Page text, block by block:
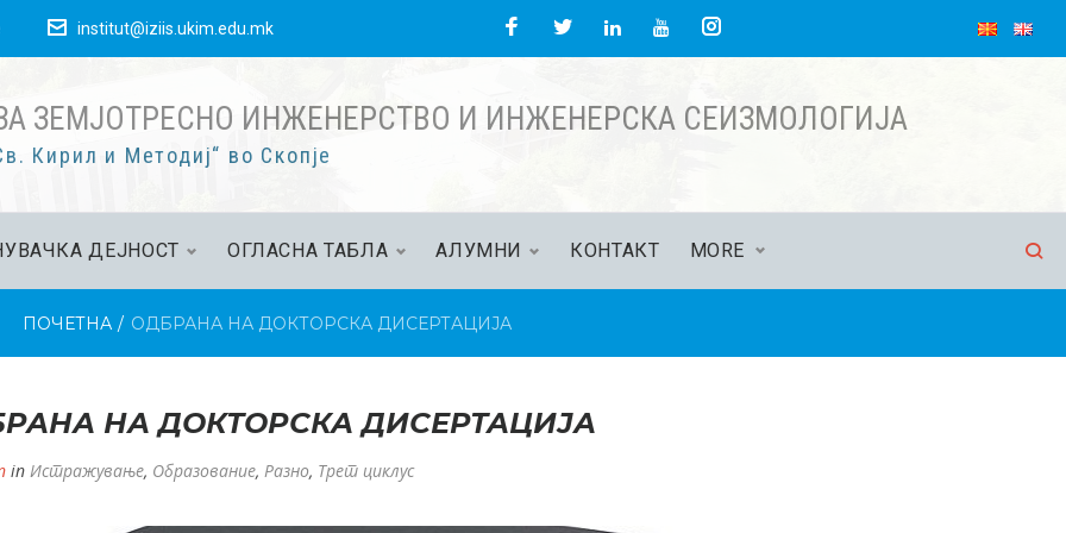
institut@iziis.ukim.edu.mk FacebookTwitter
LinkedInYouTube
Instagram
ЗЕМЈОТРЕСНО ИНЖЕНЕРСТВО И ИНЖЕНЕРСКА СЕИЗМОЛОГИЈА
Кирил и Методиј“ во Скопје
ДЕЈНОСТ ОГЛАСНА ТАБЛА АЛУМНИ КОНТАКТ MORE
ПОЧЕТНА / ОДБРАНА НА ДОКТОРСКА ДИСЕРТАЦИЈА
НА ДОКТОРСКА ДИСЕРТАЦИЈА
in Истражување, Образование, Разно, Трет циклус